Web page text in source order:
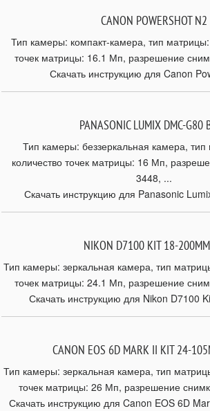
CANON POWERSHOT N2
Тип камеры: компакт-камера, тип
точек матрицы: 16.1 Мп, разрешение
Скачать инструкцию для Canon
PANASONIC LUMIX DMC-G80
Тип камеры: беззеркальная камера,
количество точек матрицы: 16 Мп,
3448, ...
Скачать инструкцию для Panasonic
NIKON D7100 KIT 18-
Тип камеры: зеркальная камера, тип
точек матрицы: 24.1 Мп, разрешение
Скачать инструкцию для Nikon D7100
CANON EOS 6D MARK II KIT 24-
Тип камеры: зеркальная камера, тип
точек матрицы: 26 Мп, разрешение
Скачать инструкцию для Canon EOS 6D